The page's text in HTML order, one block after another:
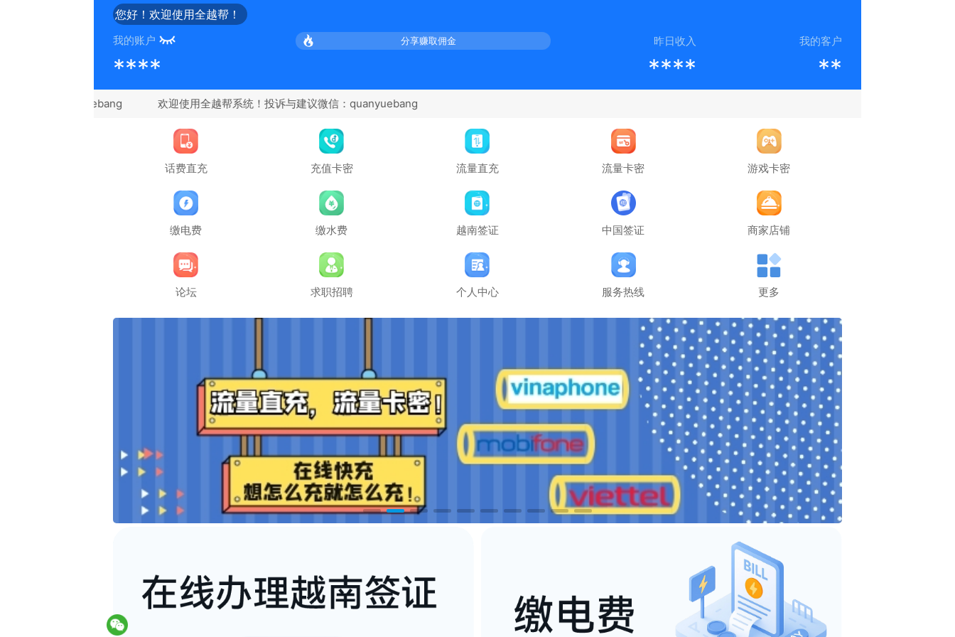
您好！欢迎使用全越帮！
我的账户 分享赚取佣金 昨日收入 我的客户
**** **** **
微信：quanyuebang
话费直充 充值卡密 流量直充 流量卡密 游戏卡密
缴电费 缴水费 越南签证 中国签证 商家店铺
论坛 求职招聘 个人中心 服务热线 更多